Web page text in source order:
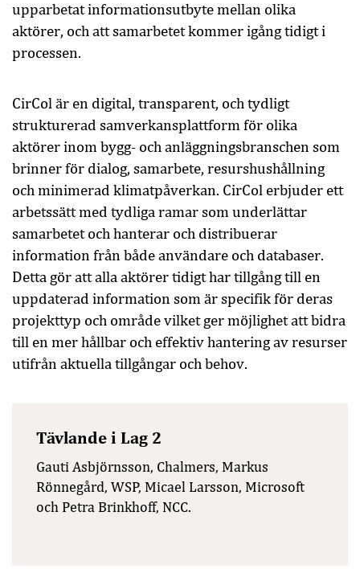
upparbetat informationsutbyte mellan olika
aktörer, och att samarbetet kommer igång tidigt i
processen.
CirCol är en digital, transparent, och tydligt
strukturerad samverkansplattform för olika
aktörer inom bygg- och anläggningsbranschen som
brinner för dialog, samarbete, resurshushållning
och minimerad klimatpåverkan. CirCol erbjuder ett
arbetssätt med tydliga ramar som underlättar
samarbetet och hanterar och distribuerar
information från både användare och databaser.
Detta gör att alla aktörer tidigt har tillgång till en
uppdaterad information som är specifik för deras
projekttyp och område vilket ger möjlighet att bidra
till en mer hållbar och effektiv hantering av resurser
utifrån aktuella tillgångar och behov.
Tävlande i Lag 2
Gauti Asbjörnsson, Chalmers, Markus
Rönnegård, WSP, Micael Larsson, Microsoft
och Petra Brinkhoff, NCC.